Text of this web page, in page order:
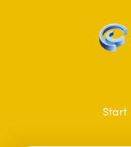
Start